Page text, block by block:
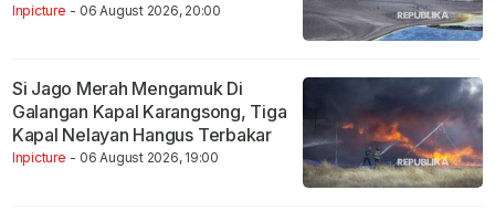
Inpicture - 06 August 2026, 20:00
Si Jago Merah Mengamuk Di
Galangan Kapal Karangsong, Tiga
Kapal Nelayan Hangus Terbakar
Inpicture - 06 August 2026, 19:00